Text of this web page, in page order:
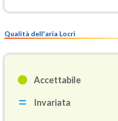
Qualità dell'aria Locri
Accettabile
Invariata